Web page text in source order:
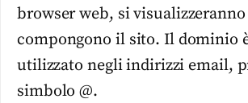
browser web, si
compongono il sito. Il dominio
utilizzato negli indirizzi email,
simbolo @.